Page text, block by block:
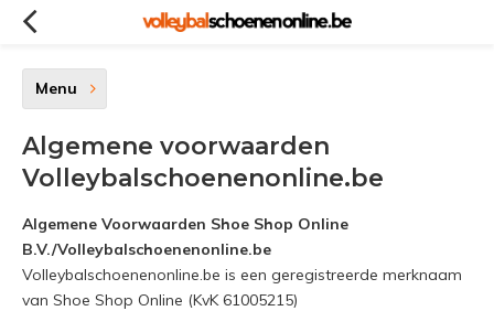
Menu
Algemene voorwaarden
Volleybalschoenenonline.be
Algemene Voorwaarden Shoe Shop Online
B.V./Volleybalschoenenonline.be
Volleybalschoenenonline.be is een geregistreerde merknaam
van Shoe Shop Online (KvK 61005215)